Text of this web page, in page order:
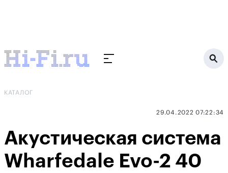
КАТАЛОГ
29.04.2022 07:22:34
Акустическая система
Wharfedale Evo-2 40